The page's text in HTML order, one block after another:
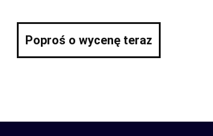
Poproś o wycenę teraz